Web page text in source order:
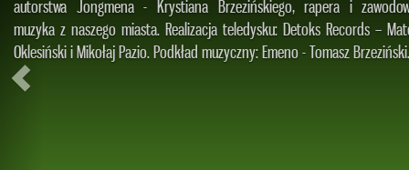
Informujemy, że były zawodnik Akademii Piłkarskiej OSiR Żyrardów,
UMKS Piaseczno, został powołany do Kadry Reprezentacji Polski U-16.
w trzech oficjalnych meczach w ramach Międzynarodowego Turnieju
Development w Słowenii. Patryk przez 5 lat trenował w roczniku